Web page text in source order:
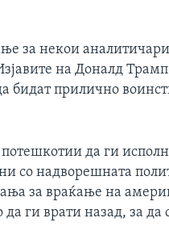
за некои
на Доналд
бидат прилично
потешкотии да ги
со надворешната
за враќање на
ги врати назад, за да